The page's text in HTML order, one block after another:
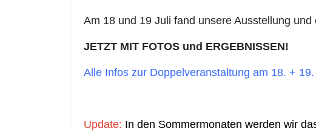
Am 18 und 19 Juli fand unsere Ausstellung und
JETZT MIT FOTOS und ERGEBNISSEN!
Alle Infos zur Doppelveranstaltung am 18. +
Update: In den Sommermonaten werden wir